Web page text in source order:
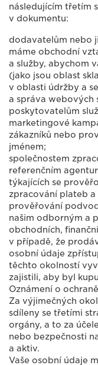
následujícím třetím
v dokumentu:
dodavatelům nebo
máme obchodní
a služby, abychom
(jako jsou oblast
v oblasti údržby a
a správa webových
poskytovatelům
marketingové
zákazníků nebo
jménem;
společnostem
referenčním
týkajících se
zpracování plateb
prověřování
našim odborným a
obchodních,
v případě, že
osobní údaje
těchto okolností
zajistili, aby byl
Oznámení o
Za výjimečných
sdíleny se třetími
orgány, a to za
nebo bezpečnosti
a aktiv.
Vaše osobní údaje